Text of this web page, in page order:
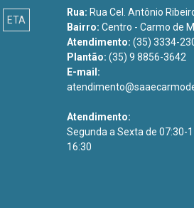
ETA
Rua: Rua Cel. Antônio
Bairro: Centro - Carmo de
Atendimento: (35) 3334-
Plantão: (35) 9 8856-3642
E-mail:
Atendimento:
Segunda a Sexta de 07:30-
16:30